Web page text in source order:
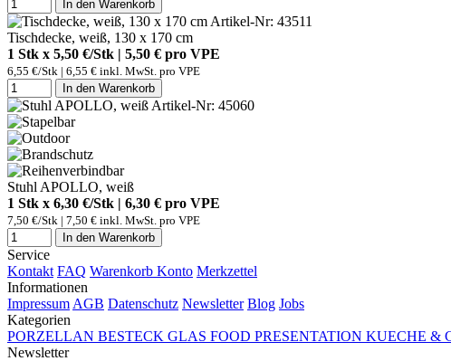
In den Warenkorb
Artikel-Nr: 43511
Tischdecke, weiß, 130 x 170 cm
1 Stk x 5,50 €/Stk | 5,50 € pro VPE
6,55 €/Stk | 6,55 € inkl. MwSt. pro VPE
In den Warenkorb
Artikel-Nr: 45060
Stuhl APOLLO, weiß
1 Stk x 6,30 €/Stk | 6,30 € pro VPE
7,50 €/Stk | 7,50 € inkl. MwSt. pro VPE
In den Warenkorb
Service
Kontakt FAQ Warenkorb Konto Merkzettel
Informationen
Impressum AGB Datenschutz Newsletter Blog Jobs
Kategorien
PORZELLAN BESTECK GLAS FOOD PRESENTATION KUECHE &
Newsletter